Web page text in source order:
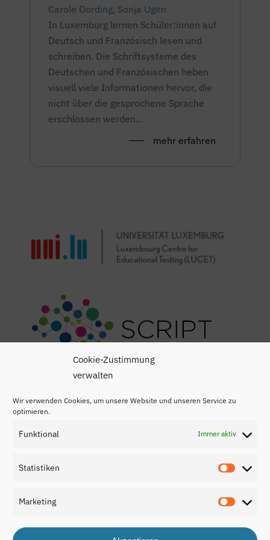
Cookie-Zustimmung
verwalten
Wir verwenden Cookies, um unsere Website und unseren Service zu
optimieren.
Funktional Immer aktiv
Statistiken
Marketing
Carole Dording, Sonja Ugen
In Luxemburg lernen Schüler:innen auf
Deutsch und Französisch lesen und
schreiben. Die Schriftsysteme des
Deutschen und Französischen heben
visuell viele Informationen hervor, die
nicht über die gesprochene Sprache
erschlossen werden...
mehr erfahren
Impressum
Kontakt